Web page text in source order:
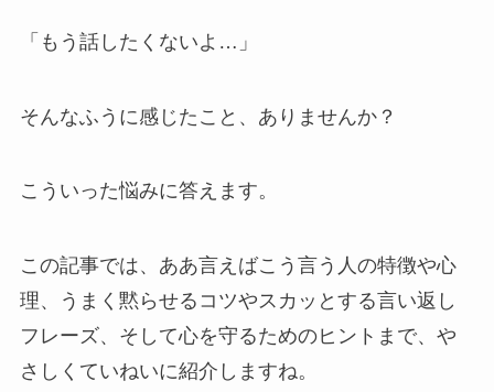
「もう話したくないよ…」
そんなふうに感じたこと、ありませんか？
こういった悩みに答えます。
この記事では、ああ言えばこう言う人の特徴や心
理、うまく黙らせるコツやスカッとする言い返し
フレーズ、そして心を守るためのヒントまで、や
さしくていねいに紹介しますね。